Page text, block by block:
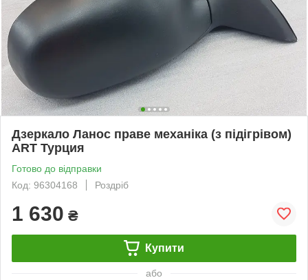
Дзеркало Ланос праве механіка (з підігрівом)
ART Турция
Готово до відправки
Код: 96304168
Роздріб
1 630 ₴
Купити
або